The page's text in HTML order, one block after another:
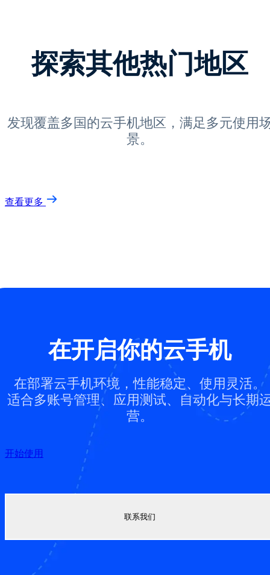
探索其他热门地区
发现覆盖多国的云手机地区，满足多元使用
景。
查看更多
在开启你的云手机
在部署云手机环境，性能稳定、使用灵活。
适合多账号管理、应用测试、自动化与长期
营。
开始使用
联系我们